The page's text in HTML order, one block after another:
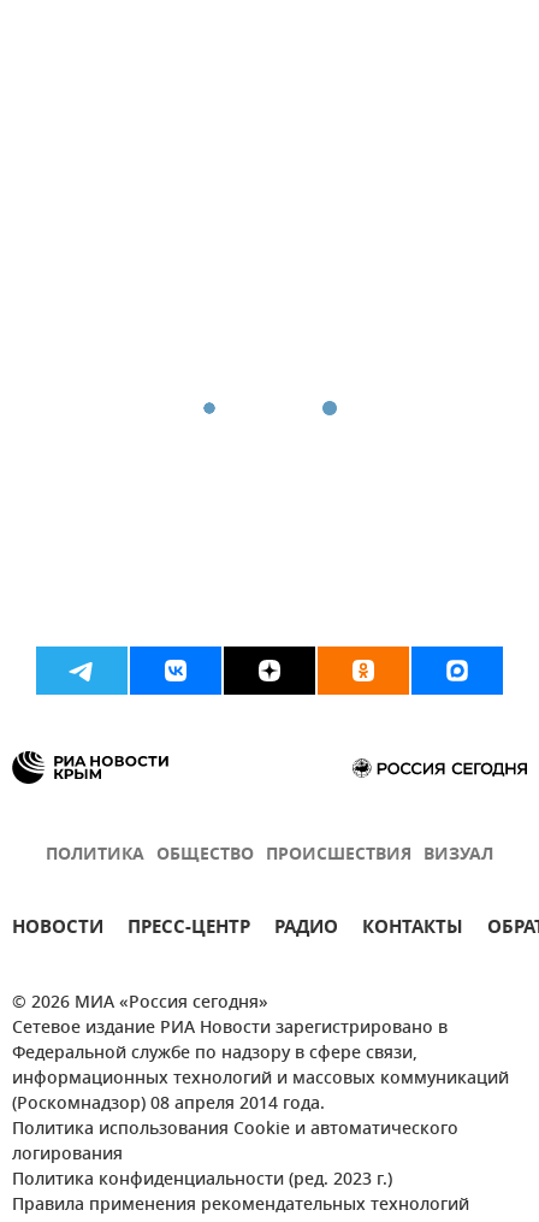
ПОЛИТИКА ОБЩЕСТВО ПРОИСШЕСТВИЯ ВИЗУАЛ
НОВОСТИ ПРЕСС-ЦЕНТР РАДИО КОНТАКТЫ
© 2026 МИА «Россия сегодня»
Сетевое издание РИА Новости зарегистрировано в
Федеральной службе по надзору в сфере связи,
информационных технологий и массовых коммуникаций
(Роскомнадзор) 08 апреля 2014 года.
Политика использования Cookie и автоматического
логирования
Политика конфиденциальности (ред. 2023 г.)
Правила применения рекомендательных технологий